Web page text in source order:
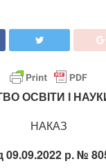
ОСВІТИ І
НАКАЗ
09.09.2022 р. №